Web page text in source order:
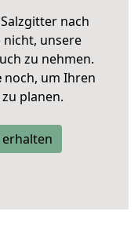
nach
nicht, unsere
zu nehmen.
noch, um Ihren
zu planen.